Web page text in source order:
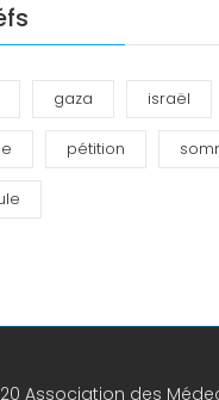
gaza israël
pétition
Association des